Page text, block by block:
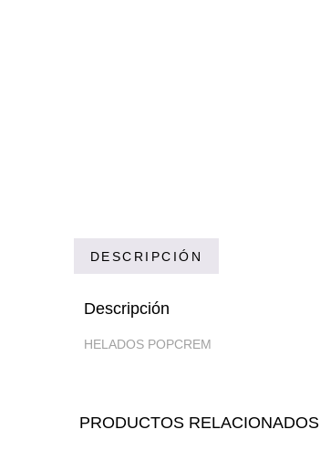
DESCRIPCIÓN
Descripción
HELADOS POPCREM
PRODUCTOS RELACIONADOS